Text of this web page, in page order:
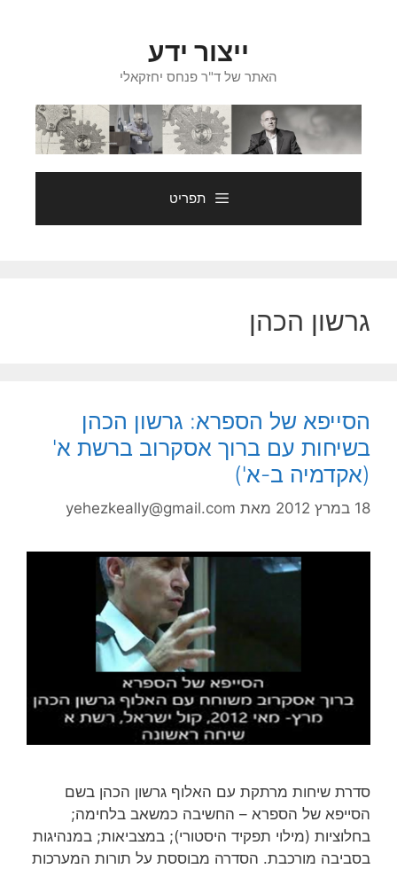
ייצור ידע
האתר של ד"ר פנחס יחזקאלי
תפריט
גרשון הכהן
הסייפא של הספרא: גרשון הכהן
בשיחות עם ברוך אסקרוב ברשת א'
(אקדמיה ב-א')
18 במרץ 2012 מאת yehezkeally@gmail.com
סדרת שיחות מרתקת עם האלוף גרשון הכהן בשם
הסייפא של הספרא – החשיבה כמשאב בלחימה;
בחלוציות (מילוי תפקיד היסטורי); במצביאות; במנהיגות
בסביבה מורכבת. הסדרה מבוססת על תורות המערכות